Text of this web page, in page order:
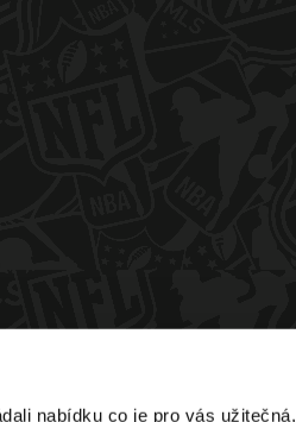
nabídku co je pro vás užitečná,